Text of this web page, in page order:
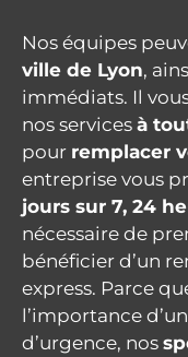
Nos équipes
ville de Lyon,
immédiats. Il
nos services à
pour remplacer
entreprise vous
jours sur 7, 24
nécessaire de
bénéficier d’un
express. Parce
l’importance
d’urgence, nos